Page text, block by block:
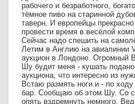
рабочего и безработного,
тёмное пиво на старинной
таверн. И европейцы
провести время в весёлой
Сейчас надо спешить на
Летим в Англию на авиалинии
аукцион в Лондоне. Огромный
Шу будит меня - кушать
аукциона, что интересно из
Встаю размять ноги и - по
бар. Сообщаю об этом Шу. Со
опять вздремнуть немного.